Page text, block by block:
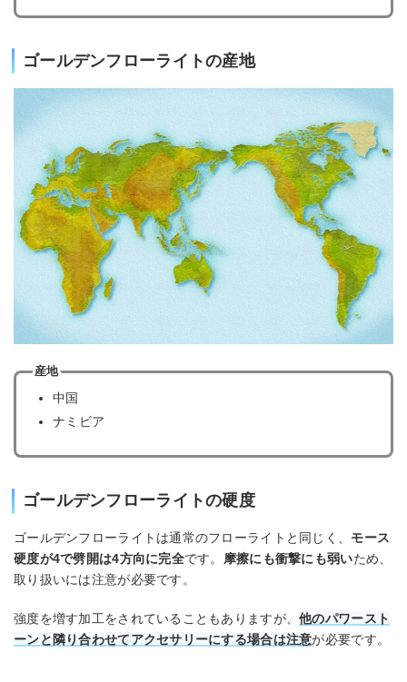
ゴールデンフローライトの産地
産地
中国
ナミビア
ゴールデンフローライトの硬度
ゴールデンフローライトは通常のフローライトと同じく、 モース
硬度が4で劈開は4方向に完全です。 摩擦にも衝撃にも弱いため、
取り扱いには注意が必要です。
強度を増す加工をされていることもありますが、他のパワースト
ーンと隣り合わせてアクセサリーにする場合は注意が必要です。